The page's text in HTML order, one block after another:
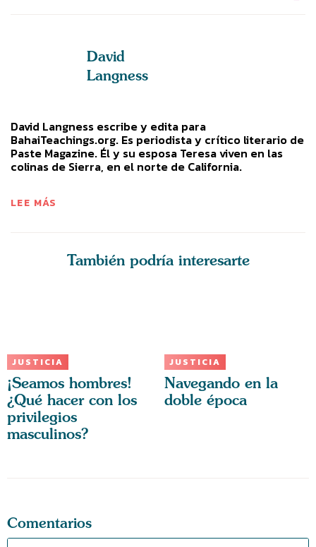
David
Langness
David Langness escribe y edita para
BahaiTeachings.org. Es periodista y crítico literario de
Paste Magazine. Él y su esposa Teresa viven en las
colinas de Sierra, en el norte de California.
LEE MÁS
También podría interesarte
JUSTICIA
¡Seamos hombres!
¿Qué hacer con los
privilegios
masculinos?
JUSTICIA
Navegando en la
doble época
Comentarios